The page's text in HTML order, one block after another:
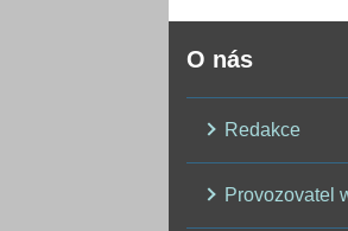
O nás
Redakce
Provozovatel